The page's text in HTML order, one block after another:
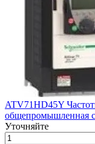
ATV71HD45Y
общепромышленная
Уточняйте